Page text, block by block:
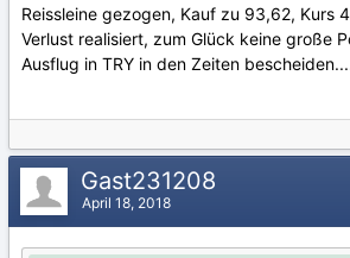
Reissleine gezogen, Kauf zu 93,62, Kurs
Verlust realisiert, zum Glück keine große
Ausflug in TRY in den Zeiten
Gast231208
April 18, 2018